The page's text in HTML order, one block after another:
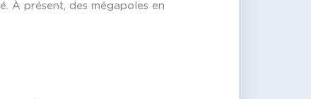
À présent, des mégapoles en